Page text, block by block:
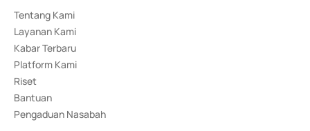
Tentang Kami
Layanan Kami
Kabar Terbaru
Platform Kami
Riset
Bantuan
Pengaduan Nasabah